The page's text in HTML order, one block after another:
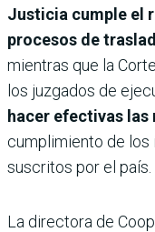
Justicia cumple el
procesos de
mientras que la
los juzgados de
hacer efectivas
cumplimiento de
suscritos por el país.
La directora de